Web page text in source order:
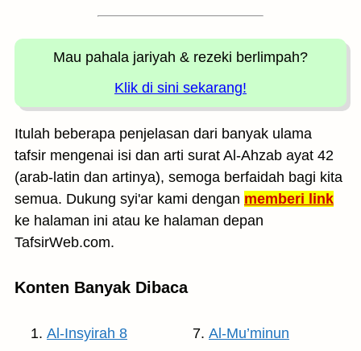
Mau pahala jariyah & rezeki berlimpah?
Klik di sini sekarang!
Itulah beberapa penjelasan dari banyak ulama
tafsir mengenai isi dan arti surat Al-Ahzab ayat 42
(arab-latin dan artinya), semoga berfaidah bagi kita
semua. Dukung syi'ar kami dengan memberi link
ke halaman ini atau ke halaman depan
TafsirWeb.com.
Konten Banyak Dibaca
Al-Insyirah 8 Al-Mu’minun